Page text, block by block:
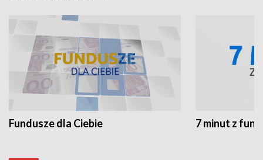
Fundusze dla Ciebie 7 minut z